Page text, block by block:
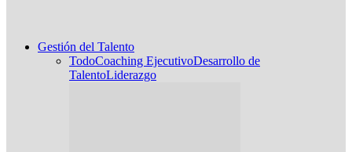
Gestión del Talento
TodoCoaching EjecutivoDesarrollo de
TalentoLiderazgo